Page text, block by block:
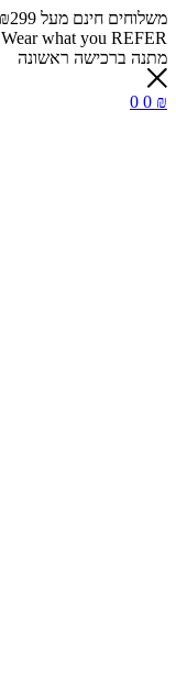
משלוחים חינם מעל ₪299
Wear what you REFER
מתנה ברכישה ראשונה
0 ₪
0